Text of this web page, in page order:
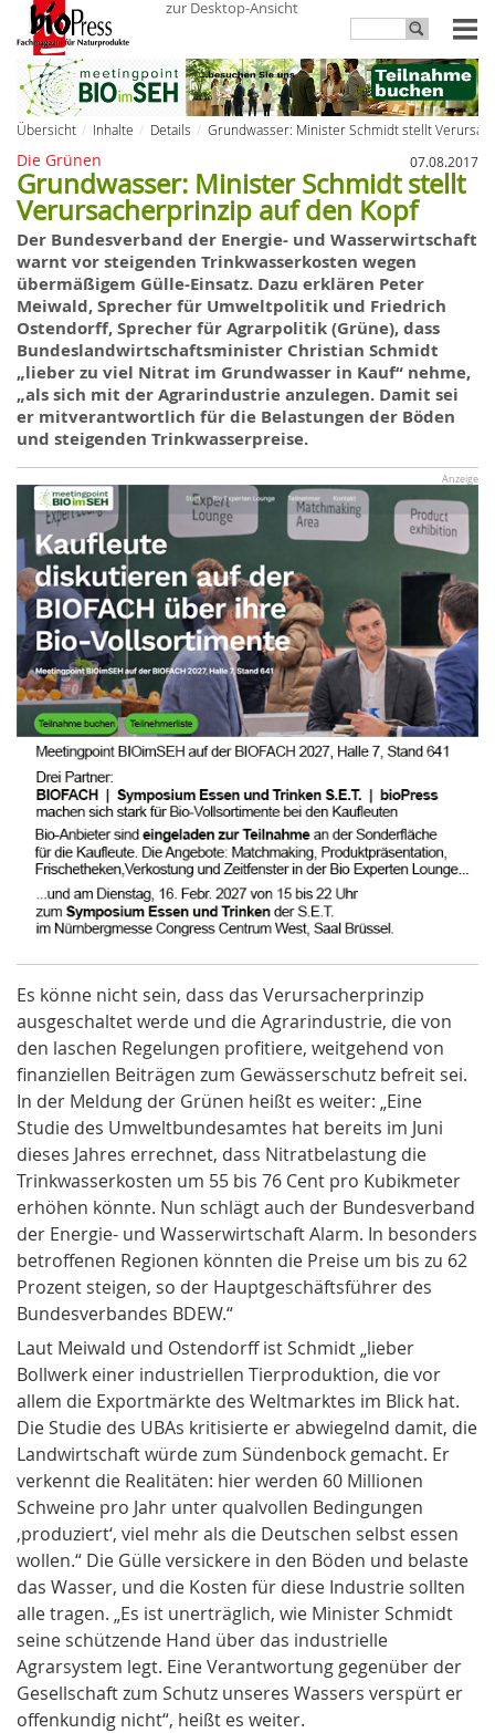
zur Desktop-Ansicht
Übersicht Inhalte Details Grundwasser: Minister Schmidt stellt
Die Grünen 07.08.2017
Grundwasser: Minister Schmidt stellt
Verursacherprinzip auf den Kopf
Der Bundesverband der Energie- und Wasserwirtschaft
warnt vor steigenden Trinkwasserkosten wegen
übermäßigem Gülle-Einsatz. Dazu erklären Peter
Meiwald, Sprecher für Umweltpolitik und Friedrich
Ostendorff, Sprecher für Agrarpolitik (Grüne), dass
Bundeslandwirtschaftsminister Christian Schmidt
„lieber zu viel Nitrat im Grundwasser in Kauf“ nehme,
„als sich mit der Agrarindustrie anzulegen. Damit sei
er mitverantwortlich für die Belastungen der Böden
und steigenden Trinkwasserpreise.
Anzeige
Es könne nicht sein, dass das Verursacherprinzip
ausgeschaltet werde und die Agrarindustrie, die von
den laschen Regelungen profitiere, weitgehend von
finanziellen Beiträgen zum Gewässerschutz befreit sei.
In der Meldung der Grünen heißt es weiter: „Eine
Studie des Umweltbundesamtes hat bereits im Juni
dieses Jahres errechnet, dass Nitratbelastung die
Trinkwasserkosten um 55 bis 76 Cent pro Kubikmeter
erhöhen könnte. Nun schlägt auch der Bundesverband
der Energie- und Wasserwirtschaft Alarm. In besonders
betroffenen Regionen könnten die Preise um bis zu 62
Prozent steigen, so der Hauptgeschäftsführer des
Bundesverbandes BDEW.“
Laut Meiwald und Ostendorff ist Schmidt „lieber
Bollwerk einer industriellen Tierproduktion, die vor
allem die Exportmärkte des Weltmarktes im Blick hat.
Die Studie des UBAs kritisierte er abwiegelnd damit, die
Landwirtschaft würde zum Sündenbock gemacht. Er
verkennt die Realitäten: hier werden 60 Millionen
Schweine pro Jahr unter qualvollen Bedingungen
‚produziert‘, viel mehr als die Deutschen selbst essen
wollen.“ Die Gülle versickere in den Böden und belaste
das Wasser, und die Kosten für diese Industrie sollten
alle tragen. „Es ist unerträglich, wie Minister Schmidt
seine schützende Hand über das industrielle
Agrarsystem legt. Eine Verantwortung gegenüber der
Gesellschaft zum Schutz unseres Wassers verspürt er
offenkundig nicht“, heißt es weiter.